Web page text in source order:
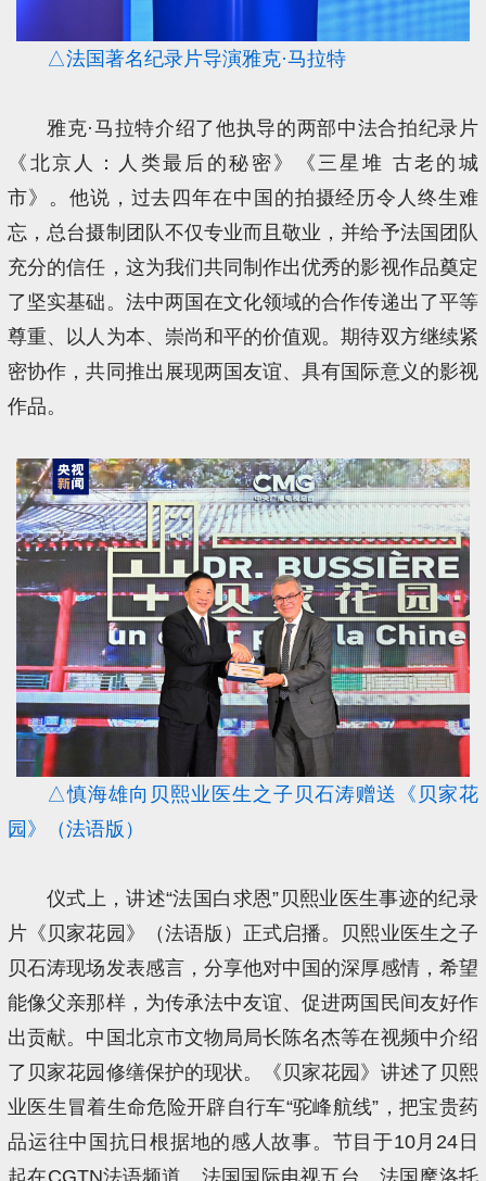
△法国著名纪录片导演雅克·马拉特
雅克·马拉特介绍了他执导的两部中法合拍纪录片
《北京人：人类最后的秘密》《三星堆 古老的城
市》。他说，过去四年在中国的拍摄经历令人终生难
忘，总台摄制团队不仅专业而且敬业，并给予法国团队
充分的信任，这为我们共同制作出优秀的影视作品奠定
了坚实基础。法中两国在文化领域的合作传递出了平等
尊重、以人为本、崇尚和平的价值观。期待双方继续紧
密协作，共同推出展现两国友谊、具有国际意义的影视
作品。
△慎海雄向贝熙业医生之子贝石涛赠送《贝家花
园》（法语版）
仪式上，讲述“法国白求恩”贝熙业医生事迹的纪录
片《贝家花园》（法语版）正式启播。贝熙业医生之子
贝石涛现场发表感言，分享他对中国的深厚感情，希望
能像父亲那样，为传承法中友谊、促进两国民间友好作
出贡献。中国北京市文物局局长陈名杰等在视频中介绍
了贝家花园修缮保护的现状。《贝家花园》讲述了贝熙
业医生冒着生命危险开辟自行车“驼峰航线”，把宝贵药
品运往中国抗日根据地的感人故事。节目于10月24日
起在CGTN法语频道、法国国际电视五台、法国摩洛托